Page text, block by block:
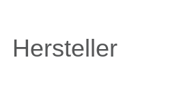
Hersteller